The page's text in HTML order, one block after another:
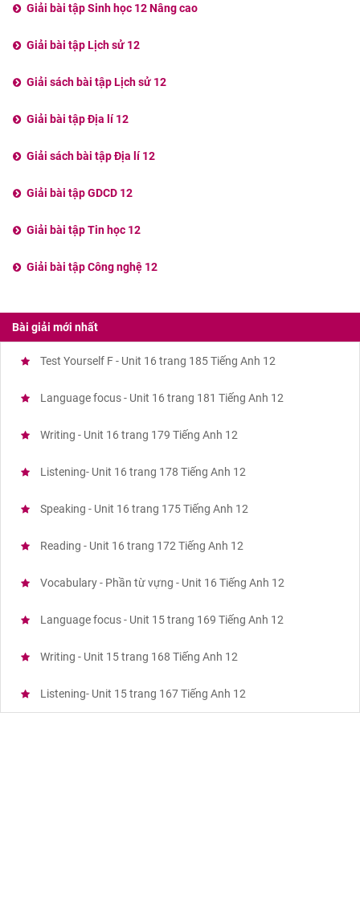
Giải bài tập Sinh học 12 Nâng cao
Giải bài tập Lịch sử 12
Giải sách bài tập Lịch sử 12
Giải bài tập Địa lí 12
Giải sách bài tập Địa lí 12
Giải bài tập GDCD 12
Giải bài tập Tin học 12
Giải bài tập Công nghệ 12
Bài giải mới nhất
Test Yourself F - Unit 16 trang 185 Tiếng Anh 12
Language focus - Unit 16 trang 181 Tiếng Anh 12
Writing - Unit 16 trang 179 Tiếng Anh 12
Listening- Unit 16 trang 178 Tiếng Anh 12
Speaking - Unit 16 trang 175 Tiếng Anh 12
Reading - Unit 16 trang 172 Tiếng Anh 12
Vocabulary - Phần từ vựng - Unit 16 Tiếng Anh 12
Language focus - Unit 15 trang 169 Tiếng Anh 12
Writing - Unit 15 trang 168 Tiếng Anh 12
Listening- Unit 15 trang 167 Tiếng Anh 12